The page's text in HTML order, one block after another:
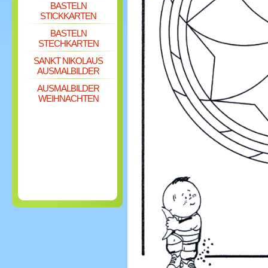
BASTELN
STICKKARTEN
BASTELN
STECHKARTEN
SANKT NIKOLAUS
AUSMALBILDER
AUSMALBILDER
WEIHNACHTEN